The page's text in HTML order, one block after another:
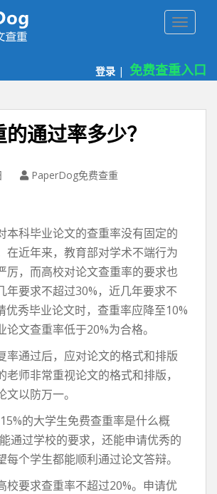
登录 | 免费查重入口
通过率多少？
PaperDog免费查重
本科毕业论文的查重率没有固定的
在近年来，教育部对学术不端行为
厉，而高校对论文查重率的要求也
年要求不超过30%，近几年要求不
优秀毕业论文时，查重率应降至10%
论文查重率低于20%为合格。
率通过后，应对论文的格式和排版
老师非常重视论文的格式和排版，
以防万一。
的大学生免费查重率是什么概
通过学校的要求，还能申请优秀的
每个学生都能顺利通过论文答辩。
校要求查重率不超过20%。申请优